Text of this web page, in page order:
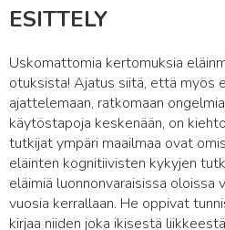
ESITTELY
Uskomattomia kertomuksia
otuksista! Ajatus siitä, että myös
ajattelemaan, ratkomaan
käytöstapoja keskenään, on
tutkijat ympäri maailmaa ovat
eläinten kognitiivisten kykyjen
eläimiä luonnonvaraisissa oloissa
vuosia kerrallaan. He oppivat
kirjaa niiden joka ikisestä